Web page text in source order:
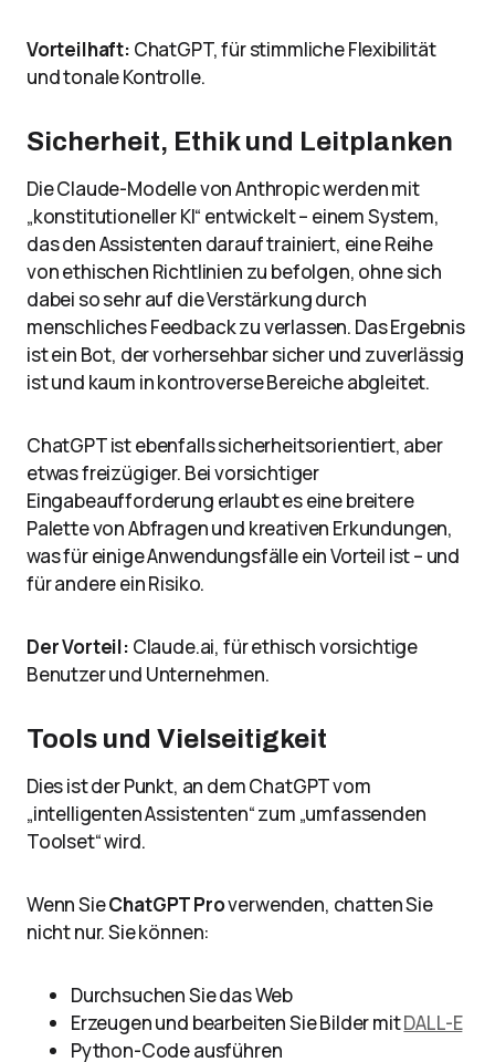
Vorteilhaft: ChatGPT, für stimmliche Flexibilität
und tonale Kontrolle.
Sicherheit, Ethik und Leitplanken
Die Claude-Modelle von Anthropic werden mit
„konstitutioneller KI“ entwickelt – einem System,
das den Assistenten darauf trainiert, eine Reihe
von ethischen Richtlinien zu befolgen, ohne sich
dabei so sehr auf die Verstärkung durch
menschliches Feedback zu verlassen. Das Ergebnis
ist ein Bot, der vorhersehbar sicher und zuverlässig
ist und kaum in kontroverse Bereiche abgleitet.
ChatGPT ist ebenfalls sicherheitsorientiert, aber
etwas freizügiger. Bei vorsichtiger
Eingabeaufforderung erlaubt es eine breitere
Palette von Abfragen und kreativen Erkundungen,
was für einige Anwendungsfälle ein Vorteil ist – und
für andere ein Risiko.
Der Vorteil: Claude.ai, für ethisch vorsichtige
Benutzer und Unternehmen.
Tools und Vielseitigkeit
Dies ist der Punkt, an dem ChatGPT vom
„intelligenten Assistenten“ zum „umfassenden
Toolset“ wird.
Wenn SieChatGPT Proverwenden, chatten Sie
nicht nur. Sie können:
Durchsuchen Sie das Web
Erzeugen und bearbeiten Sie Bilder mitDALL-E
Python-Code ausführen